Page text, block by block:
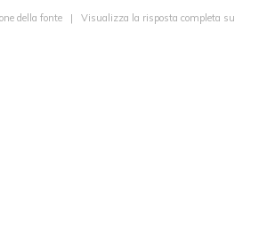
della fonte | Visualizza la risposta completa su